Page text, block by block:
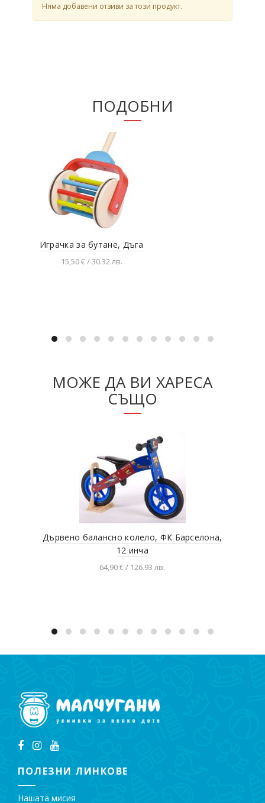
Няма добавени отзиви за този продукт.
ПОДОБНИ
Играчка за бутане, Дъга
15,50 € / 30.32 лв.
МОЖЕ ДА ВИ ХАРЕСА
СЪЩО
Дървено балансно колело, ФК Барселона,
12 инча
64,90 € / 126.93 лв.
ПОЛЕЗНИ ЛИНКОВЕ
Нашата мисия